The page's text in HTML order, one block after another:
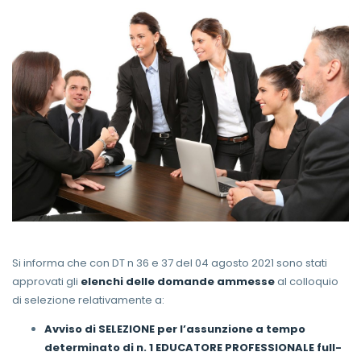
Si informa che con DT n 36 e 37 del 04 agosto 2021 sono stati
approvati gli elenchi delle domande ammesseal colloquio
di selezione relativamente a:
Avviso di SELEZIONE per l’assunzione a tempo
determinato di n. 1 EDUCATORE PROFESSIONALE full-